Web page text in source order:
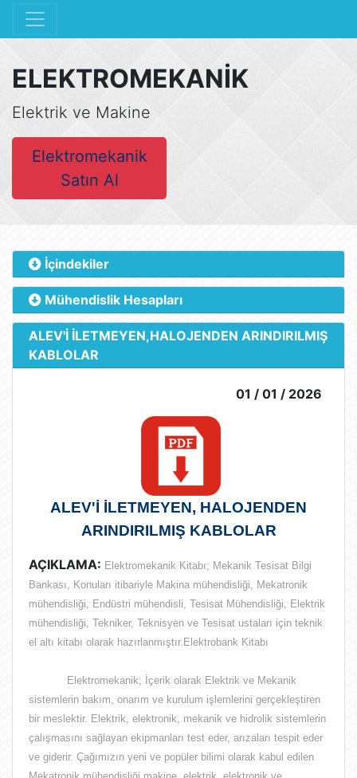
ELEKTROMEKANİK
Elektrik ve Makine
Elektromekanik
Satın Al
İçindekiler
Mühendislik Hesapları
ALEV'İ İLETMEYEN,HALOJENDEN ARINDIRILMIŞ
KABLOLAR
01 / 01 / 2026
ALEV'İ İLETMEYEN, HALOJENDEN
ARINDIRILMIŞ KABLOLAR
AÇIKLAMA: Elektromekanik Kitabı; Mekanik Tesisat Bilgi
Bankası, Konuları itibariyle Makina mühendisliği, Mekatronik
mühendisliği, Endüstri mühendisli, Tesisat Mühendisliği, Elektrik
mühendisliği, Tekniker, Teknisyen ve Tesisat ustaları için teknik
el altı kitabı olarak hazırlanmıştır.Elektrobank Kitabı
Elektromekanik; İçerik olarak Elektrik ve Mekanik
sistemlerin bakım, onarım ve kurulum işlemlerini gerçekleştiren
bir meslektir. Elektrik, elektronik, mekanik ve hidrolik sistemlerin
çalışmasını sağlayan ekipmanları test eder, arızaları tespit eder
ve giderir. Çağımızın yeni ve popüler bilimi olarak kabul edilen